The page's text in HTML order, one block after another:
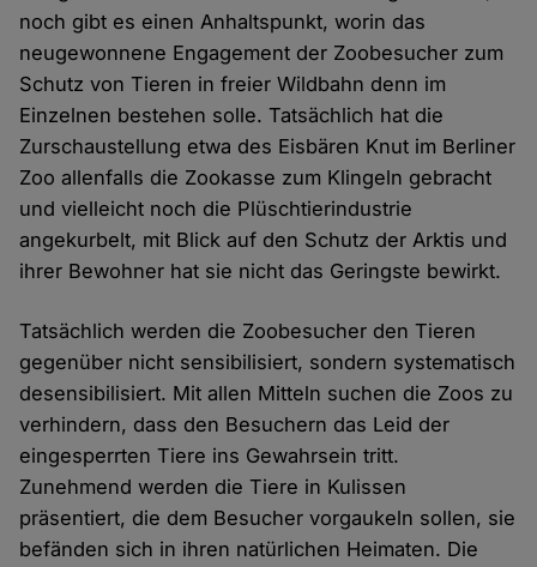
noch gibt es einen Anhaltspunkt, worin das
neugewonnene Engagement der Zoobesucher zum
Schutz von Tieren in freier Wildbahn denn im
Einzelnen bestehen solle. Tatsächlich hat die
Zurschaustellung etwa des Eisbären Knut im Berliner
Zoo allenfalls die Zookasse zum Klingeln gebracht
und vielleicht noch die Plüschtierindustrie
angekurbelt, mit Blick auf den Schutz der Arktis und
ihrer Bewohner hat sie nicht das Geringste bewirkt.
Tatsächlich werden die Zoobesucher den Tieren
gegenüber nicht sensibilisiert, sondern systematisch
desensibilisiert. Mit allen Mitteln suchen die Zoos zu
verhindern, dass den Besuchern das Leid der
eingesperrten Tiere ins Gewahrsein tritt.
Zunehmend werden die Tiere in Kulissen
präsentiert, die dem Besucher vorgaukeln sollen, sie
befänden sich in ihren natürlichen Heimaten. Die